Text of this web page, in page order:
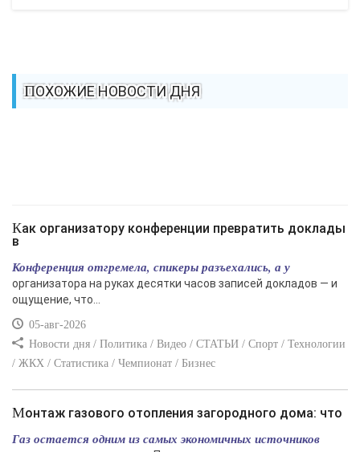
ПОХОЖИЕ НОВОСТИ ДНЯ
Как организатору конференции превратить доклады
в
Конференция отгремела, спикеры разъехались, а у
организатора на руках десятки часов записей докладов — и
ощущение, что...
05-авг-2026
Новости дня / Политика / Видео / СТАТЬИ / Спорт / Технологии
/ ЖКХ / Статистика / Чемпионат / Бизнес
Монтаж газового отопления загородного дома: что
Газ остается одним из самых экономичных источников